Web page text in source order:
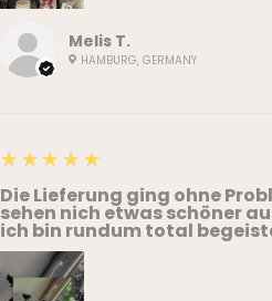
Melis T.
HAMBURG, GERMANY
5
★★★★★
Die Lieferung ging ohne
sehen nich etwas schöner
ich bin rundum total